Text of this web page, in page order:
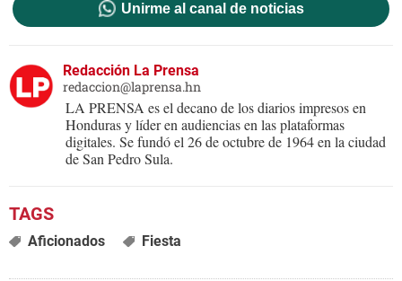
Unirme al canal de noticias
Redacción La Prensa
redaccion@laprensa.hn
LA PRENSA es el decano de los diarios impresos en
Honduras y líder en audiencias en las plataformas
digitales. Se fundó el 26 de octubre de 1964 en la ciudad
de San Pedro Sula.
Aficionados Fiesta